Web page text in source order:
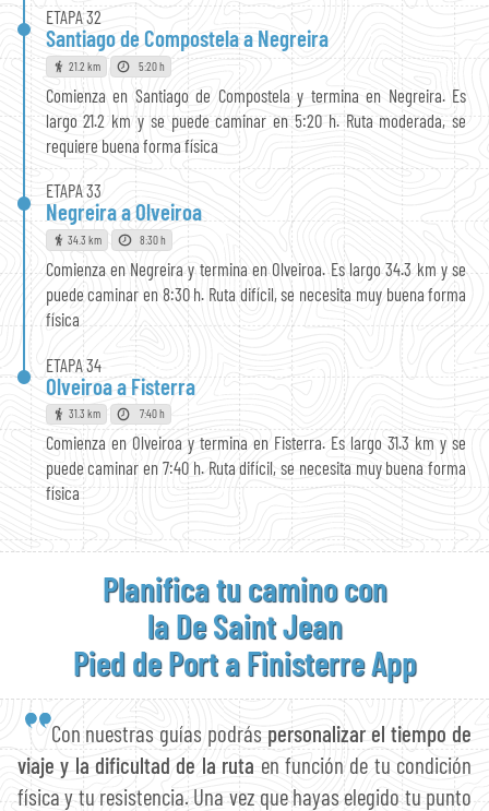
ETAPA 32
Santiago de Compostela a Negreira
21.2 km 5:20 h
Comienza en Santiago de Compostela y termina en Negreira. Es
largo 21.2 km y se puede caminar en 5:20 h. Ruta moderada, se
requiere buena forma física
ETAPA 33
Negreira a Olveiroa
34.3 km 8:30 h
Comienza en Negreira y termina en Olveiroa. Es largo 34.3 km y se
puede caminar en 8:30 h. Ruta difícil, se necesita muy buena forma
física
ETAPA 34
Olveiroa a Fisterra
31.3 km 7:40 h
Comienza en Olveiroa y termina en Fisterra. Es largo 31.3 km y se
puede caminar en 7:40 h. Ruta difícil, se necesita muy buena forma
física
Planifica tu camino con
la De Saint Jean
Pied de Port a Finisterre App
Con nuestras guías podrás personalizar el tiempo de
viaje y la dificultad de la ruta en función de tu condición
física y tu resistencia. Una vez que hayas elegido tu punto